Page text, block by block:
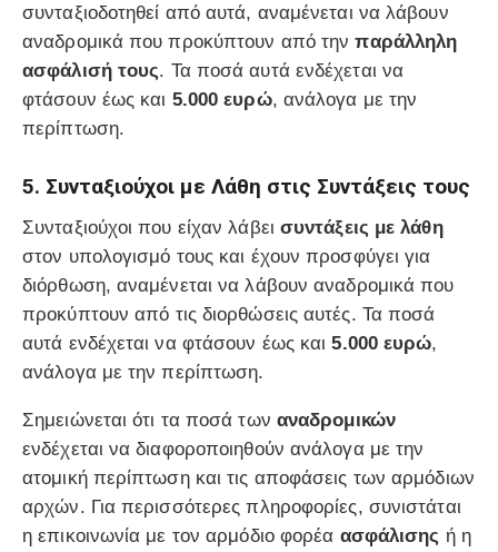
συνταξιοδοτηθεί από αυτά, αναμένεται να λάβουν
αναδρομικά που προκύπτουν από τηνπαράλληλη
ασφάλισή τους. Τα ποσά αυτά ενδέχεται να
φτάσουν έως και 5.000 ευρώ, ανάλογα με την
περίπτωση.
5. Συνταξιούχοι με Λάθη στις Συντάξεις τους
Συνταξιούχοι που είχαν λάβει συντάξεις με λάθη
στον υπολογισμό τους και έχουν προσφύγει για
διόρθωση, αναμένεται να λάβουν αναδρομικά που
προκύπτουν από τις διορθώσεις αυτές. Τα ποσά
αυτά ενδέχεται να φτάσουν έως και5.000 ευρώ,
ανάλογα με την περίπτωση.
Σημειώνεται ότι τα ποσά των αναδρομικών
ενδέχεται να διαφοροποιηθούν ανάλογα με την
ατομική περίπτωση και τις αποφάσεις των αρμόδιων
αρχών. Για περισσότερες πληροφορίες, συνιστάται
η επικοινωνία με τον αρμόδιο φορέα ασφάλισης ή η